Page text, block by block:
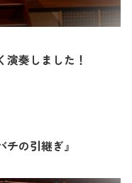
奏しました！
の引継ぎ』